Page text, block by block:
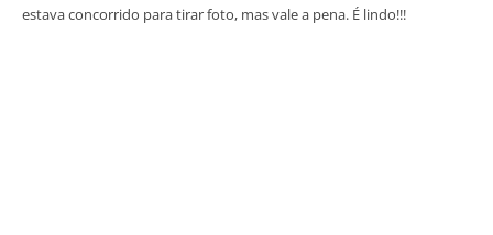
estava concorrido para tirar foto, mas vale a pena. É lindo!!!